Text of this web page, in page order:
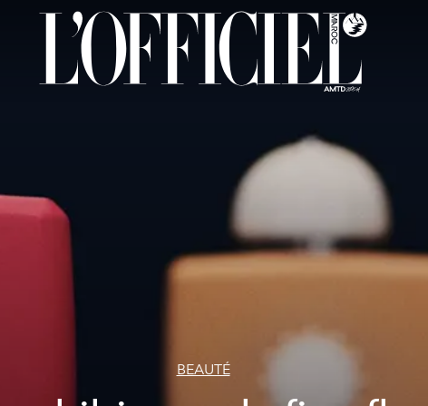
BEAUTÉ